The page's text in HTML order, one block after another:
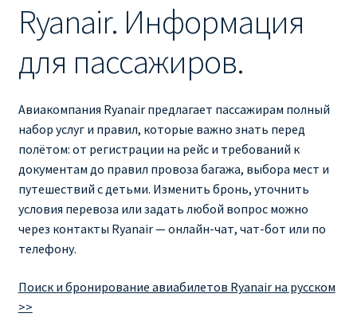
RYANAIR ИТАЛИЯ
RYANAIR КУПИТЬ БИЛЕТЫ ENGLISH
Ryanair направления, акции
Ryanair онлайн регистрация
Ryanair ошибка в фамилии, имени
Ryanair пересадки
Ryanair Польша
Ryanair. Информация
для пассажиров.
Авиакомпания Ryanair предлагает пассажирам полный
набор услуг и правил, которые важно знать перед
полётом: от регистрации на рейс и требований к
документам до правил провоза багажа, выбора мест и
путешествий с детьми. Изменить бронь, уточнить
условия перевоза или задать любой вопрос можно
через контакты Ryanair — онлайн-чат, чат-бот или по
телефону.
Поиск и бронирование авиабилетов Ryanair на русском
>>